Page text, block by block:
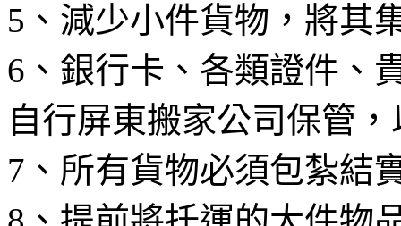
5、減少小件貨物，將其
6、銀行卡、各類證件、
自行屏東搬家公司保管
7、所有貨物必須包紮結